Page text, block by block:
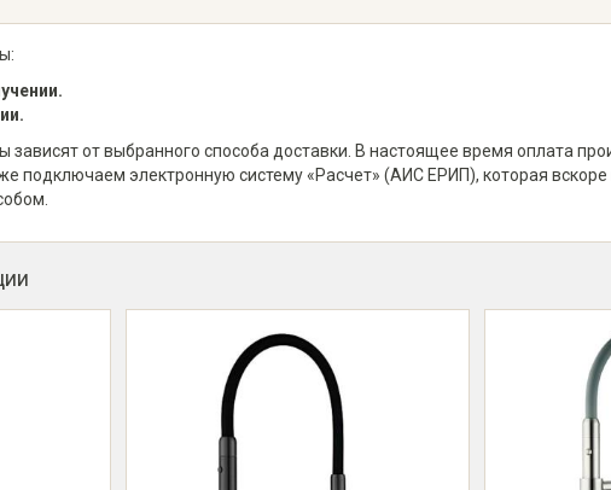
зависят от выбранного способа доставки. В настоящее время оплата
подключаем электронную систему «Расчет» (АИС ЕРИП), которая вскоре